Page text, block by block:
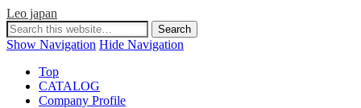
Leo japan
Show Navigation Hide Navigation
Top
CATALOG
Company Profile